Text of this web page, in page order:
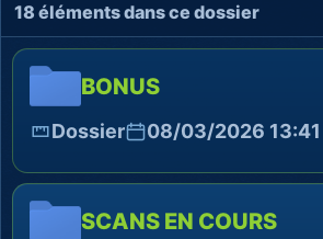
18 éléments dans ce dossier
BONUS
Dossier 08/03/2026 13:41
SCANS EN COURS